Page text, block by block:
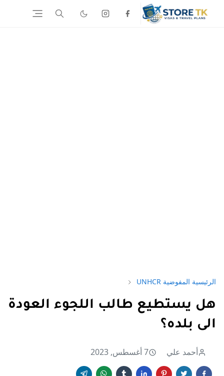
الرئيسية المفوضية UNHCR
هل يستطيع طالب اللجوء العودة
الى بلده؟
أحمد علي 7 أغسطس, 2023